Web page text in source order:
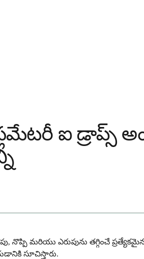
ఐ డ్రాప్స్
మరియు ఎరుపును తగ్గించే
సూచిస్తారు.